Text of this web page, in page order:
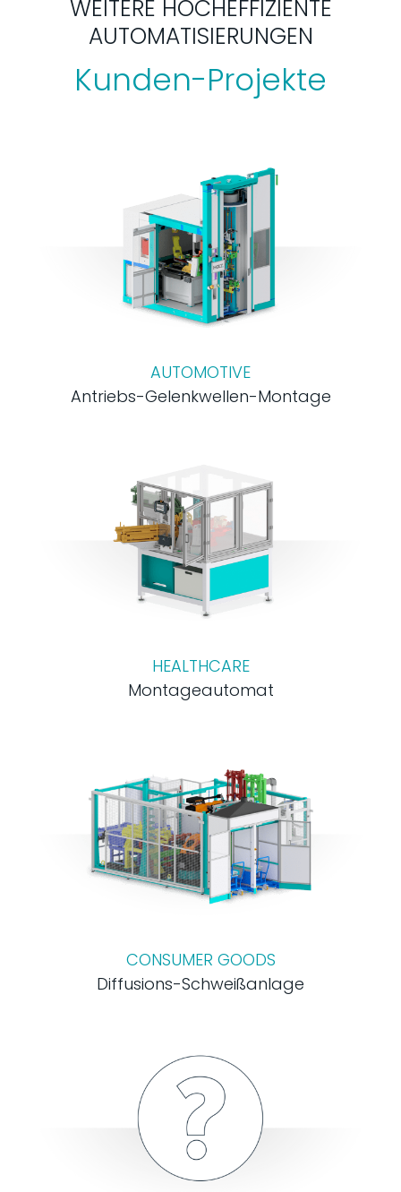
WEITERE HOCHEFFIZIENTE
AUTOMATISIERUNGEN
Kunden-Projekte
AUTOMOTIVE
Antriebs-Gelenkwellen-Montage
HEALTHCARE
Montageautomat
CONSUMER GOODS
Diffusions-Schweißanlage